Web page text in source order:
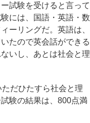
試験を受けると言って
には、国語・英語・数
ーリングだ。英語は、
たので英会話ができる
いし、あとは社会と理
だひたすら社会と理
験の結果は、800点満